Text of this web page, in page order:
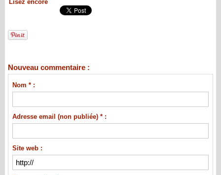
Lisez encore
Nouveau commentaire :
Nom * :
Adresse email (non publiée) * :
Site web :